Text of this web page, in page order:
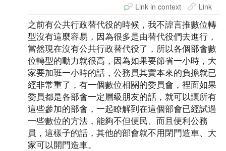
Link in context Link
之前有公共行政替代役的時候，我不諱言推數位轉
型沒有這麼容易，因為很多是由替代役們去進行，
當然現在沒有公共行政替代役了，所以各個部會數
位轉型的動力就很高，因為如果要節省一小時，大
家要加班一小時的話，公務員其實本來的負擔就已
經非常重了，有一個數位相關的委員會，裡面如果
委員都是各部會一定層級朋友的話，就可以讓所有
這些參加的部會，一起瞭解到在這個部會已經試過
一些數位的方法，能夠不但便民、而且便利公務
員，這樣子的話，其他的部會就不用閉門造車、大
家可以開門造車。